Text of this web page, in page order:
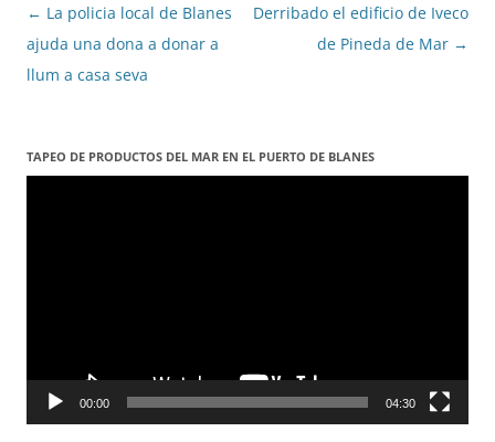
Navegació
per
les
← La policia local de Blanes
ajuda una dona a donar a
llum a casa seva
Derribado el edificio de Iveco
de Pineda de Mar →
TAPEO DE PRODUCTOS DEL MAR EN EL PUERTO DE BLANES
Reproductor
00:00 04:30